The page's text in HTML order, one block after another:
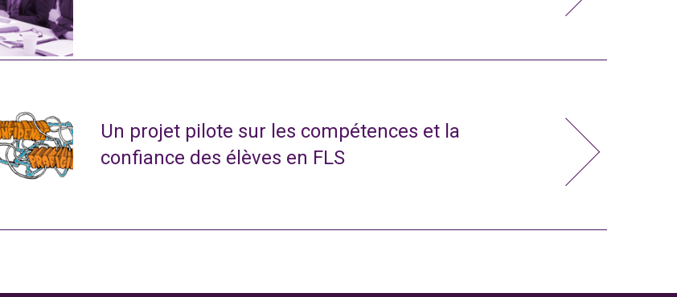
Un projet pilote sur les compétences et la
confiance des élèves en FLS